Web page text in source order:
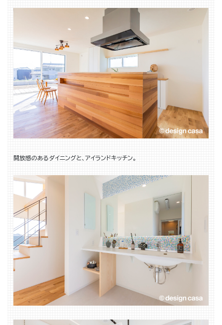
開放感のあるダイニングと、アイランドキッチン。